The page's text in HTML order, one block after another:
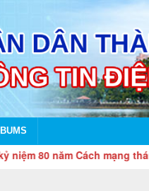
80 năm Cách mạng tháng